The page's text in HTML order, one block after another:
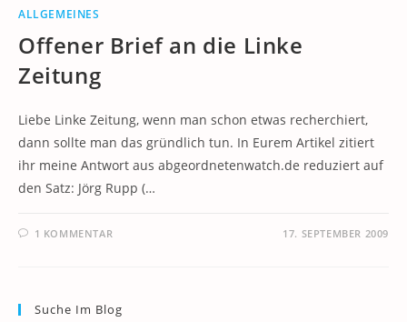
ALLGEMEINES
Offener Brief an die Linke
Zeitung
Liebe Linke Zeitung, wenn man schon etwas recherchiert,
dann sollte man das gründlich tun. In Eurem Artikel zitiert
ihr meine Antwort aus abgeordnetenwatch.de reduziert auf
den Satz: Jörg Rupp (…
1 KOMMENTAR 17. SEPTEMBER 2009
Suche Im Blog